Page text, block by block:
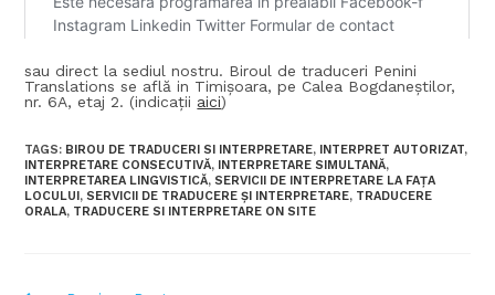
sau direct la sediul nostru. Biroul de traduceri Penini
Translations se află in Timișoara, pe Calea Bogdaneștilor,
nr. 6A, etaj 2. (indicații aici)
TAGS: BIROU DE TRADUCERI SI INTERPRETARE, INTERPRET AUTORIZAT,
INTERPRETARE CONSECUTIVĂ, INTERPRETARE SIMULTANĂ,
INTERPRETAREA LINGVISTICĂ, SERVICII DE INTERPRETARE LA FAȚA
LOCULUI , SERVICII DE TRADUCERE ȘI INTERPRETARE, TRADUCERE
ORALA, TRADUCERE SI INTERPRETARE ON SITE